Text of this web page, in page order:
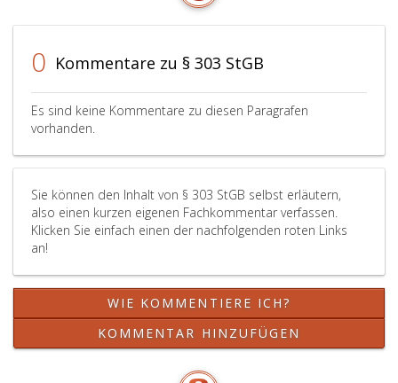
eine
Freiheit
einen
anderen
an
Rechten
0 Kommentare zu § 303 StGB
Es sind keine Kommentare zu diesen Paragrafen
vorhanden.
Sie können den Inhalt von § 303 StGB selbst erläutern,
also einen kurzen eigenen Fachkommentar verfassen.
Klicken Sie einfach einen der nachfolgenden roten Links
an!
WIE KOMMENTIERE ICH?
KOMMENTAR HINZUFÜGEN